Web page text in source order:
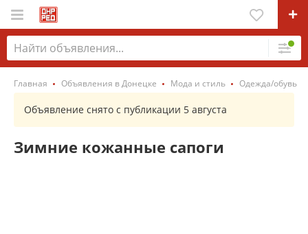
Главная Объявления в Донецке Мода и стиль Одежда/обувь
Объявление снято с публикации 5 августа
Зимние кожанные сапоги